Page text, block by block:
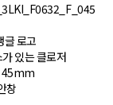
글 로고
있는 클로저
45mm
창